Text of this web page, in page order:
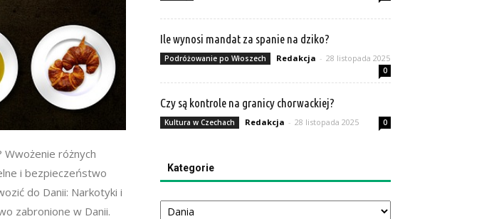
Wwożenie różnych
i bezpieczeństwo
do Danii: Narkotyki i
zabronione w Danii.
Ile wynosi mandat za spanie na dziko?
Podróżowanie po Włoszech Redakcja - 28 listopada 2025
0
Czy są kontrole na granicy chorwackiej?
Kultura w Czechach Redakcja - 28 listopada 2025 0
Kategorie
Kategorie